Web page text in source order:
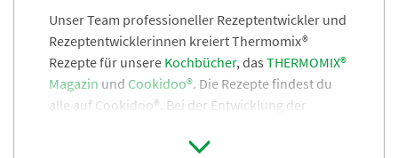
Unser Team professioneller Rezeptentwickler und
Rezeptentwicklerinnen kreiert Thermomix®
Rezepte für unsere Kochbücher, das THERMOMIX®
Magazin und Cookidoo®. Die Rezepte findest du
alle auf Cookidoo®. Bei der Entwicklung der
dir das Gericht auch zu Hause mühelos gelingt.